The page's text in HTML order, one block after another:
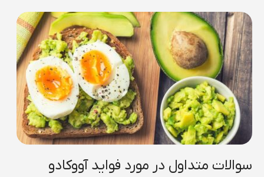
سوالات متداول در مورد فواید آووکادو